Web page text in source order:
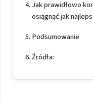
Jak prawidłowo
osiągnąć jak
Podsumowanie
Źródła: